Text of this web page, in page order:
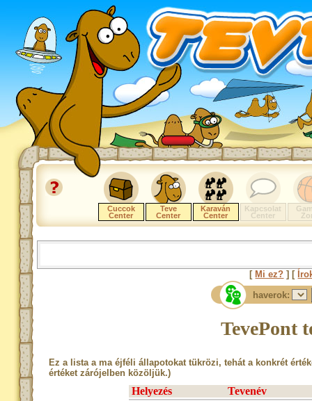
Cuccok
Center
Teve
Center
Karaván
Center
Kapcsolat
Center
[ Mi ez? ] [
haverok:
TevePont
Ez a lista a ma éjféli állapotokat tükrözi, tehát a konkrét
értéket zárójelben közöljük.)
Helyezés Tevenév